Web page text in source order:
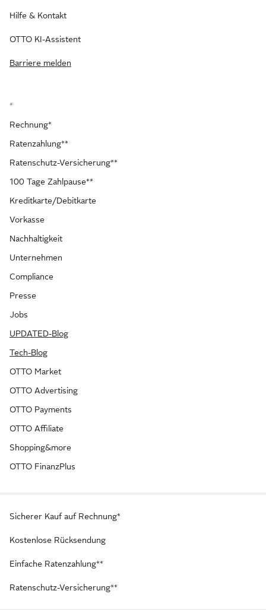
Hilfe & Kontakt
OTTO KI-Assistent
Barriere melden
*
Rechnung*
Ratenzahlung**
Ratenschutz-Versicherung**
100 Tage Zahlpause**
Kreditkarte/Debitkarte
Vorkasse
Nachhaltigkeit
Unternehmen
Compliance
Presse
Jobs
UPDATED-Blog
Tech-Blog
OTTO Market
OTTO Advertising
OTTO Payments
OTTO Affiliate
Shopping&more
OTTO FinanzPlus
Sicherer Kauf auf Rechnung*
Kostenlose Rücksendung
Einfache Ratenzahlung**
Ratenschutz-Versicherung**